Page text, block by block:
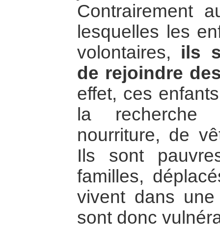
Contrairement
lesquelles les
volontaires, ils
de rejoindre
effet, ces
la recherche
nourriture, de
Ils sont
familles,
vivent dans
sont donc